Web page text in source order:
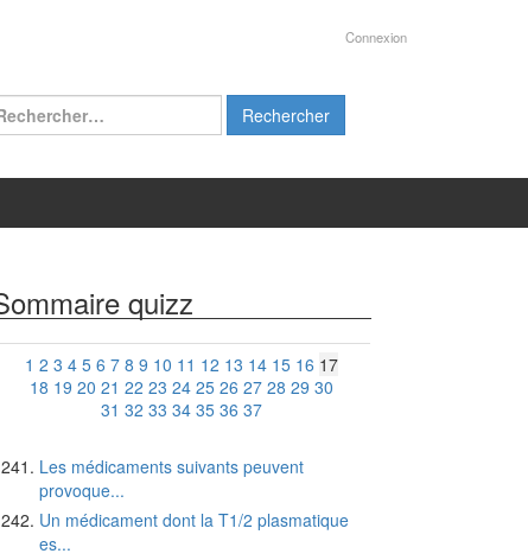
Connexion
:
quizz
1 2 3 4 5 6 7 8 9 10 11 12 13 14 15 16 17
18 19 20 21 22 23 24 25 26 27 28 29 30
31 32 33 34 35 36 37
Les médicaments suivants peuvent
provoque...
Un médicament dont la T1/2 plasmatique
es...